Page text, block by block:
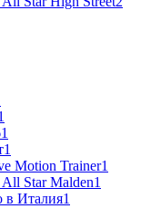
1
1
Motion Trainer1
Star Malden1
в Италия1